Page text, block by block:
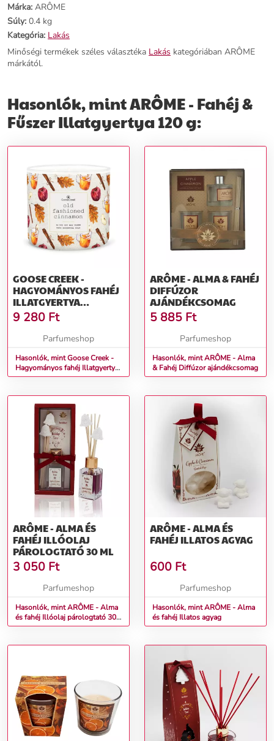
Márka: ARÔME
Súly: 0.4 kg
Kategória: Lakás
Minőségi termékek széles választéka Lakás kategóriában ARÔME
márkától.
Hasonlók, mint ARÔME - Fahéj &
Fűszer Illatgyertya 120 g:
GOOSE CREEK -
HAGYOMÁNYOS FAHÉJ
ILLATGYERTYA
ÜVEGBEN 411 G
9 280 Ft
Parfumeshop
Hasonlók, mint Goose Creek -
Hagyományos fahéj Illatgyertya
üvegben 411 g
ARÔME - ALMA & FAHÉJ
DIFFÚZOR
AJÁNDÉKCSOMAG
5 885 Ft
Parfumeshop
Hasonlók, mint ARÔME - Alma
& Fahéj Diffúzor ajándékcsomag
ARÔME - ALMA ÉS
FAHÉJ ILLÓOLAJ
PÁROLOGTATÓ 30 ML
3 050 Ft
Parfumeshop
Hasonlók, mint ARÔME - Alma
és fahéj Illóolaj párologtató 30
ml
ARÔME - ALMA ÉS
FAHÉJ ILLATOS AGYAG
600 Ft
Parfumeshop
Hasonlók, mint ARÔME - Alma
és fahéj Illatos agyag